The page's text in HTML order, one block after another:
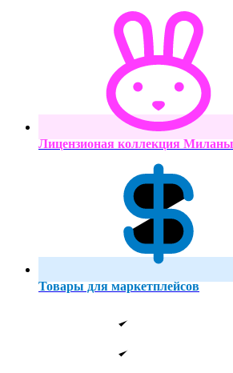
Лицензионая коллекция
Товары для маркетплейсов